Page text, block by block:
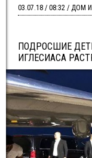
ПОДРОСШИЕ
ИГЛЕСИАСА
03.07.18 / 08:32 / ДОМ